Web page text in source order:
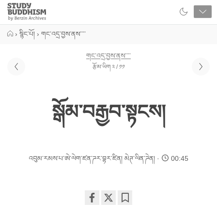
Close
Study
Buddhism
Home
› སྙིང་པོ། › གང་འདྲ་བྱས་ནས་་་་
གང་འདྲ་བྱས་ནས་་་་
རྩོམ་ཡིག ༢ / ༡༡
སྒོམ་བརྒྱབ་སྟངས།
འབུམ་རམས་པ་ཨེ་ལེག་ཛན་ཌར་བྷར་ཛིན། མེཊ་ལིན་ཌེན། 00:45